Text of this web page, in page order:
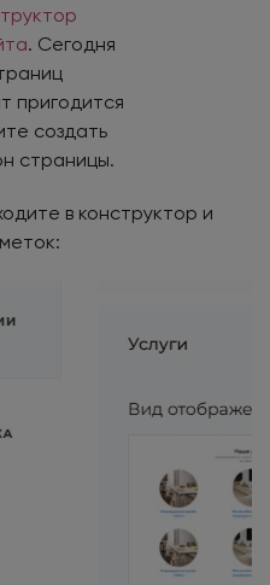
. Сегодня
пригодится
создать
страницы.
в конструктор и